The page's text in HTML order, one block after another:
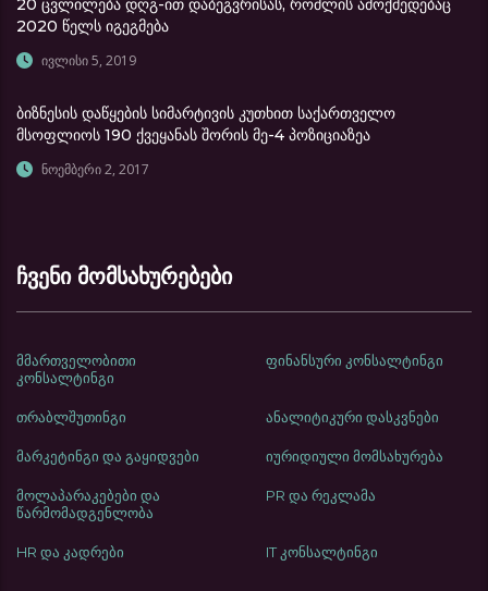
20 ცვლილება დღგ-ით დაბეგვრისას, რომლის ამოქმედებაც
2020 წელს იგეგმება
ივლისი 5, 2019
ბიზნესის დაწყების სიმარტივის კუთხით საქართველო
მსოფლიოს 190 ქვეყანას შორის მე-4 პოზიციაზეა
ნოემბერი 2, 2017
ჩვენი მომსახურებები
მმართველობითი
კონსალტინგი
ფინანსური კონსალტინგი
თრაბლშუთინგი ანალიტიკური დასკვნები
მარკეტინგი და გაყიდვები იურიდიული მომსახურება
მოლაპარაკებები და
წარმომადგენლობა
PR და რეკლამა
HR და კადრები IT კონსალტინგი